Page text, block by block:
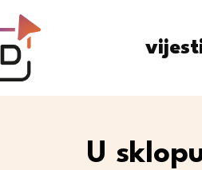
U